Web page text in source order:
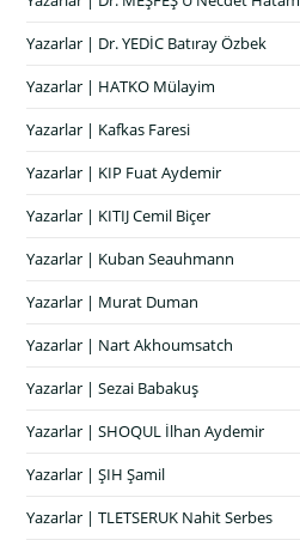
Yazarlar | Dr. YEDİC Batıray Özbek
Yazarlar | HATKO Mülayim
Yazarlar | Kafkas Faresi
Yazarlar | KIP Fuat Aydemir
Yazarlar | KITIJ Cemil Biçer
Yazarlar | Kuban Seauhmann
Yazarlar | Murat Duman
Yazarlar | Nart Akhoumsatch
Yazarlar | Sezai Babakuş
Yazarlar | SHOQUL İlhan Aydemir
Yazarlar | ŞIH Şamil
Yazarlar | TLETSERUK Nahit Serbes